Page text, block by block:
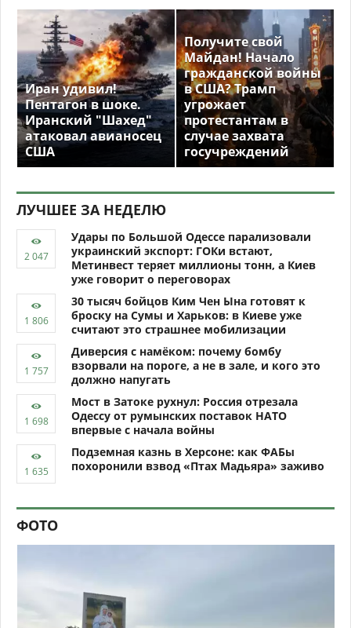
Иран удивил!
Пентагон в шоке.
Иранский "Шахед"
атаковал авианосец
США
Получите свой
Майдан! Начало
гражданской войны
в США? Трамп
угрожает
протестантам в
случае захвата
госучреждений
ЛУЧШЕЕ ЗА НЕДЕЛЮ
Удары по Большой Одессе парализовали
украинский экспорт: ГОКи встают,
Метинвест теряет миллионы тонн, а Киев
уже говорит о переговорах
30 тысяч бойцов Ким Чен Ына готовят к
броску на Сумы и Харьков: в Киеве уже
считают это страшнее мобилизации
Диверсия с намёком: почему бомбу
взорвали на пороге, а не в зале, и кого это
должно напугать
Мост в Затоке рухнул: Россия отрезала
Одессу от румынских поставок НАТО
впервые с начала войны
Подземная казнь в Херсоне: как ФАБы
похоронили взвод «Птах Мадьяра» заживо
ФОТО